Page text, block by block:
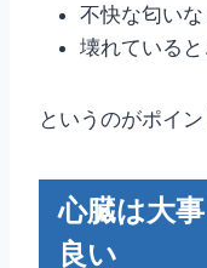
不快な匂いな
壊れている
というのがポイン
心臓は大
良い